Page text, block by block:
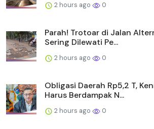
2 hours ago 0
Parah! Trotoar di Jalan
Sering Dilewati Pe...
2 hours ago 0
Obligasi Daerah Rp5,2 T,
Harus Berdampak N...
2 hours ago 0